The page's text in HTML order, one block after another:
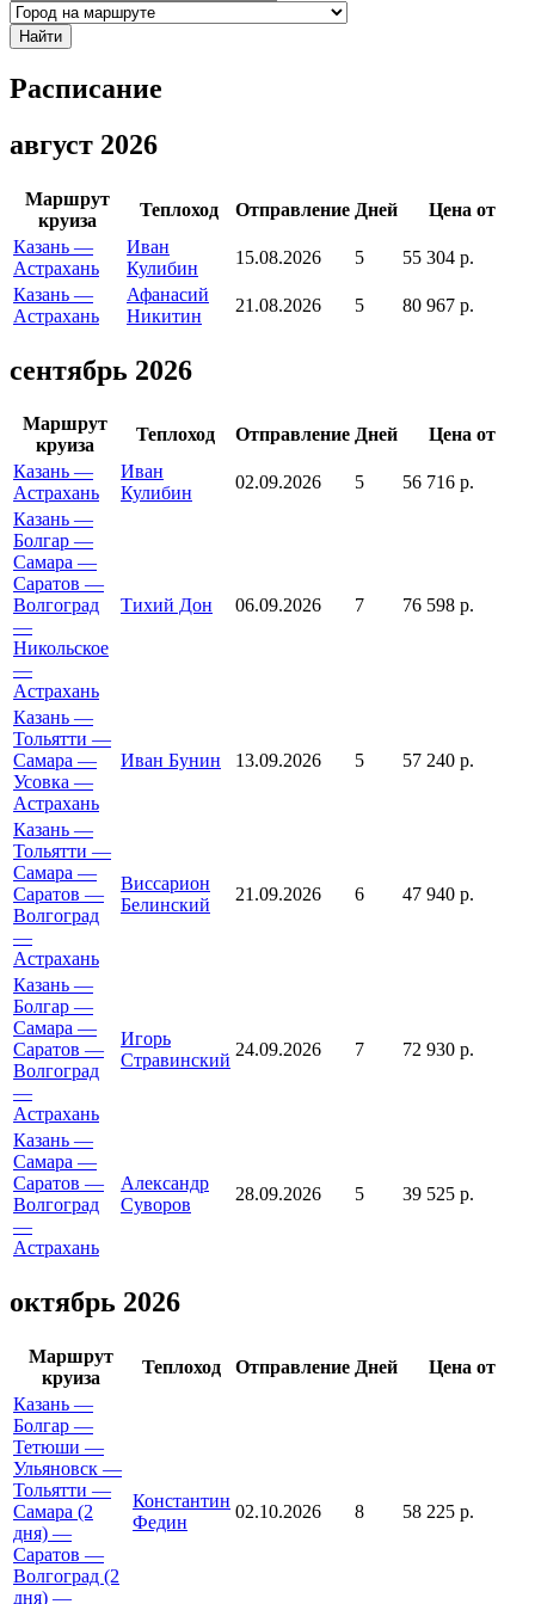
Найти
Расписание
август 2026
Маршрут
круиза
Теплоход Отправление Дней
Цена от
Казань —
Астрахань
Иван
Кулибин
15.08.2026 5
55 304 р.
Казань —
Астрахань
Афанасий
Никитин
21.08.2026 5 80 967 р.
сентябрь 2026
Маршрут
круиза
Теплоход Отправление Дней
Цена от
Казань —
Астрахань
Иван
Кулибин
02.09.2026 5
56 716 р.
Казань —
Болгар —
Самара —
Саратов —
Волгоград
—
Никольское
—
Астрахань
Тихий Дон 06.09.2026 7 76 598 р.
Казань —
Тольятти —
Самара —
Усовка —
Астрахань
Иван Бунин 13.09.2026 5 57 240 р.
Казань —
Тольятти —
Самара —
Саратов —
Волгоград
—
Астрахань
Виссарион
Белинский
21.09.2026 6 47 940 р.
Казань —
Болгар —
Самара —
Саратов —
Волгоград
—
Астрахань
Игорь
Стравинский
24.09.2026 7 72 930 р.
Казань —
Самара —
Саратов —
Волгоград
—
Астрахань
Александр
Суворов
28.09.2026 5 39 525 р.
октябрь 2026
Маршрут
круиза
Теплоход Отправление Дней
Цена от
Казань —
Болгар —
Тетюши —
Ульяновск —
Тольятти —
Самара (2
дня) —
Саратов —
Волгоград (2
дня) —
Константин
Федин
02.10.2026 8 58 225 р.